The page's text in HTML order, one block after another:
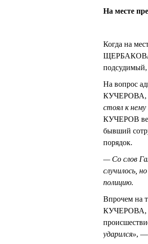
На месте
Когда на
ЩЕРБАКОВА
подсудимый,
На вопрос
КУЧЕРОВА,
стоял к нему
КУЧЕРОВ
бывший
порядок.
— Со слов
случилось,
полицию.
Впрочем на
КУЧЕРОВА,
ударился», —